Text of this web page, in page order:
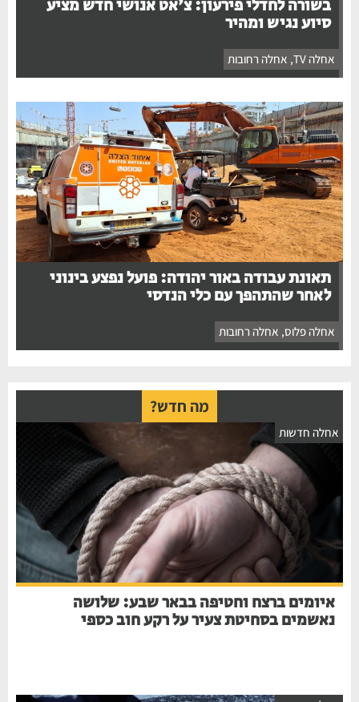
בשורה לחדלי פירעון: צ'אט אנושי חדש מציע
סיוע נגיש ומהיר
אחלה TV , אחלה רחובות
תאונת עבודה באור יהודה: פועל נפצע בינוני
לאחר שהתהפך עם כלי הנדסי
אחלה פלוס, אחלה רחובות
מה חדש?
אחלה חדשות
איומים ברצח וחטיפה בבאר שבע: שלושה
נאשמים בסחיטת צעיר על רקע חוב כספי